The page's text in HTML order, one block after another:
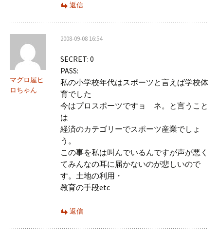
返信
マグロ屋ヒ
ロちゃん
2008-09-08 16:54
SECRET: 0
PASS:
私の小学校年代はスポーツと言えば学校体
育でした
今はプロスポーツですョ ネ。と言うこと
は
経済のカテゴリーでスポーツ産業でしょ
う。
この事を私は叫んでいるんですが声が悪く
てみんなの耳に届かないのが悲しいので
す。土地の利用・
教育の手段etc
返信